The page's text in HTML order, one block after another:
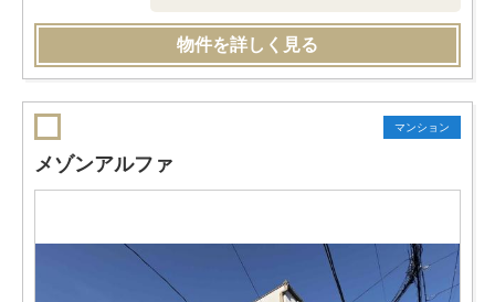
物件を詳しく見る
マンション
メゾンアルファ